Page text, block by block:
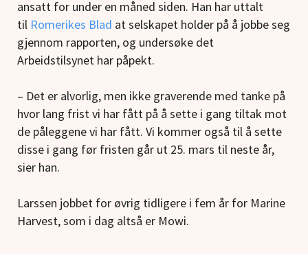
ansatt for under en måned siden. Han har uttalt
til Romerikes Blad at selskapet holder på å jobbe seg
gjennom rapporten, og undersøke det
Arbeidstilsynet har påpekt.
– Det er alvorlig, men ikke graverende med tanke på
hvor lang frist vi har fått på å sette i gang tiltak mot
de påleggene vi har fått. Vi kommer også til å sette
disse i gang før fristen går ut 25. mars til neste år,
sier han.
Larssen jobbet for øvrig tidligere i fem år for Marine
Harvest, som i dag altså er Mowi.